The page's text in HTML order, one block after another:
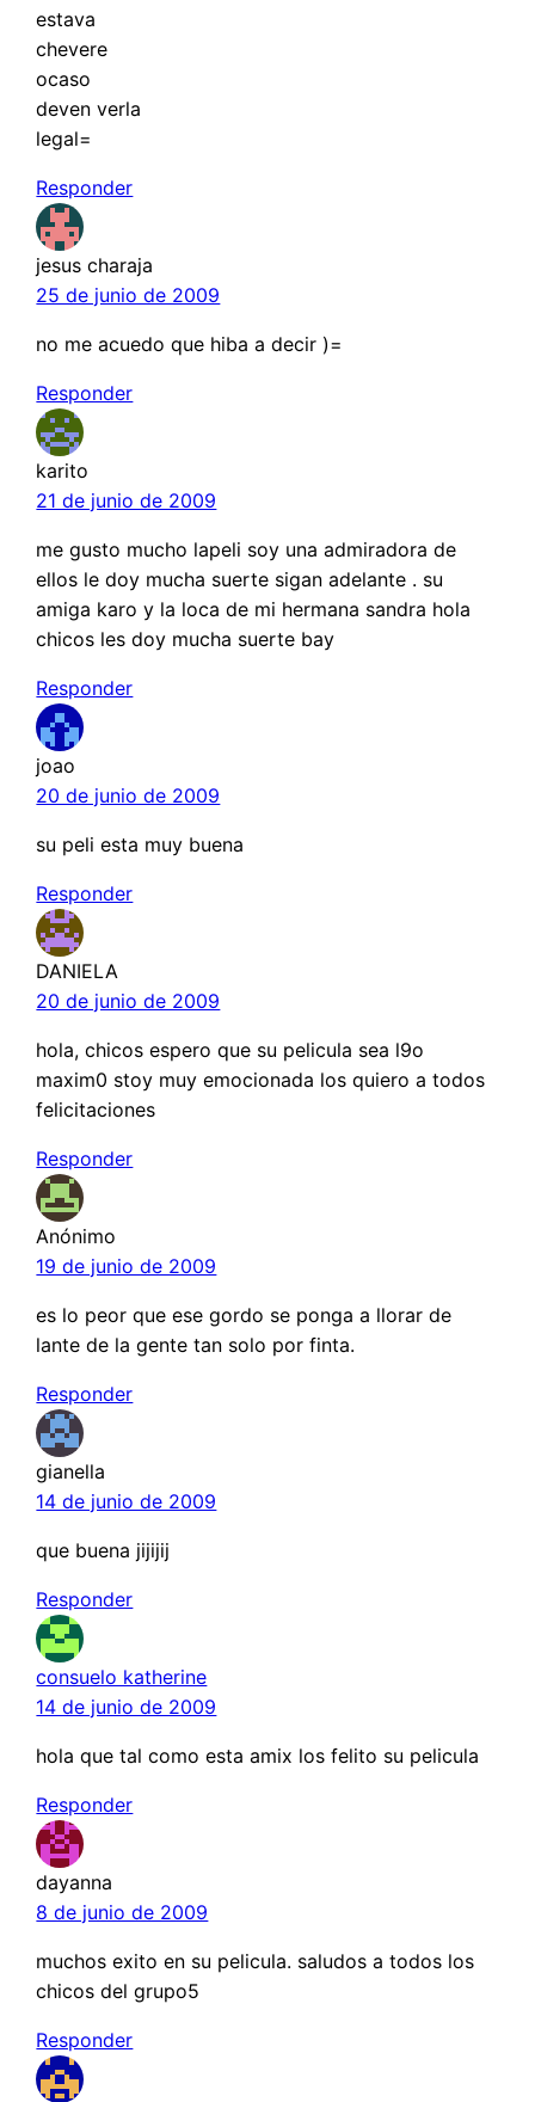
estava
chevere
ocaso
deven verla
legal=
Responder
jesus charaja
25 de junio de 2009
no me acuedo que hiba a decir )=
Responder
karito
21 de junio de 2009
me gusto mucho lapeli soy una admiradora de
ellos le doy mucha suerte sigan adelante . su
amiga karo y la loca de mi hermana sandra hola
chicos les doy mucha suerte bay
Responder
joao
20 de junio de 2009
su peli esta muy buena
Responder
DANIELA
20 de junio de 2009
hola, chicos espero que su pelicula sea l9o
maxim0 stoy muy emocionada los quiero a todos
felicitaciones
Responder
Anónimo
19 de junio de 2009
es lo peor que ese gordo se ponga a llorar de
lante de la gente tan solo por finta.
Responder
gianella
14 de junio de 2009
que buena jijijij
Responder
consuelo katherine
14 de junio de 2009
hola que tal como esta amix los felito su pelicula
Responder
dayanna
8 de junio de 2009
muchos exito en su pelicula. saludos a todos los
chicos del grupo5
Responder